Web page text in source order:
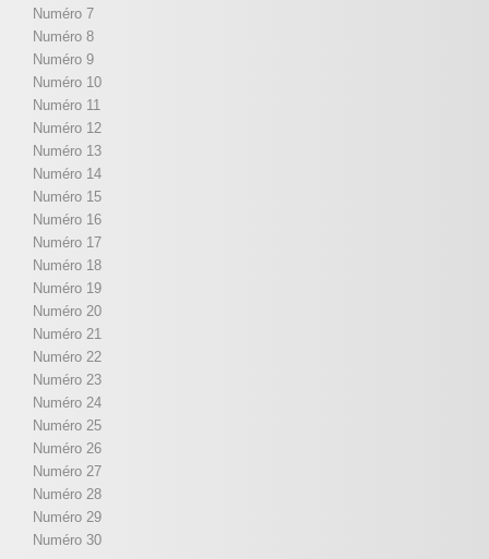
Numéro 7
Numéro 8
Numéro 9
Numéro 10
Numéro 11
Numéro 12
Numéro 13
Numéro 14
Numéro 15
Numéro 16
Numéro 17
Numéro 18
Numéro 19
Numéro 20
Numéro 21
Numéro 22
Numéro 23
Numéro 24
Numéro 25
Numéro 26
Numéro 27
Numéro 28
Numéro 29
Numéro 30